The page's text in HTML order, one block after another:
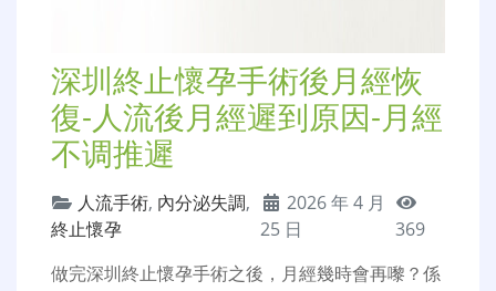
深圳終止懷孕手術後月經恢
復-人流後月經遲到原因-月經
不调推遲
人流手術, 內分泌失調,
終止懷孕
2026 年 4 月
25 日
369
做完深圳終止懷孕手術之後，月經幾時會再嚟？係